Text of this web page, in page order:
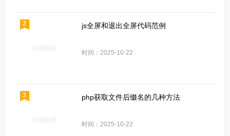
2 js全屏和退出全屏代码范例
时间：2025-10-22
3 php获取文件后缀名的几种方法
时间：2025-10-22